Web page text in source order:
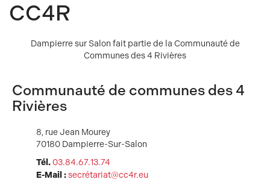
CC4R
Dampierre sur Salon fait partie de la Communauté de
Communes des 4 Rivières
Communauté de communes des 4
Rivières
8, rue Jean Mourey
70180 Dampierre-Sur-Salon
Tél.03.84.67.13.74
E-Mail :secrétariat@cc4r.eu